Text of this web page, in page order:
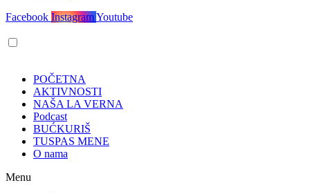
Facebook InstagramYoutube
POČETNA
AKTIVNOSTI
NAŠA LA VERNA
Podcast
BUĆKURIŠ
TUSPAS MENE
O nama
Menu